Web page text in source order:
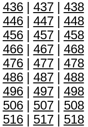
436| 437| 438|
446| 447| 448|
456| 457| 458|
466| 467| 468|
476| 477| 478|
486| 487| 488|
496| 497| 498|
506| 507| 508|
516| 517| 518|